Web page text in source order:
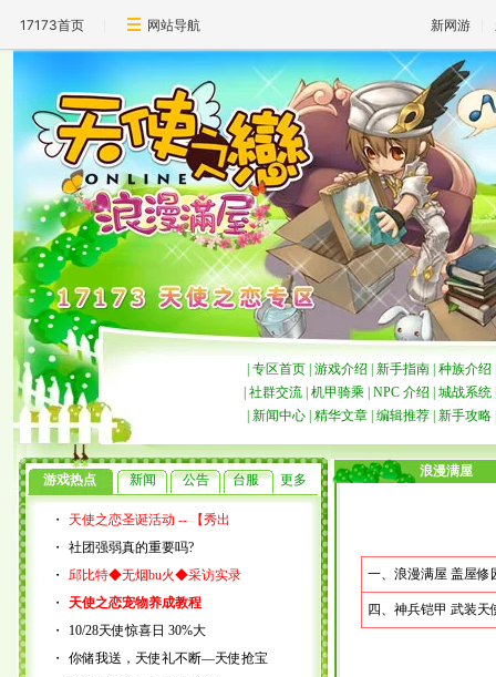
17173首页 网站导航 新网游
|专区首页 |游戏介绍 |新手指南 |种族介绍
|社群交流 |机甲骑乘 |NPC 介绍 |城战系统
|新闻中心 |精华文章 |编辑推荐 |新手攻略
游戏热点 新闻 公告 台服 更多
・
天使之恋圣诞活动 -- 【秀出
・
社团强弱真的重要吗?
・
邱比特◆无烟bu火◆采访实录
・
天使之恋宠物养成教程
・
10/28天使惊喜日 30%大
・
你储我送，天使礼不断―天使抢宝
浪漫满屋
一、 浪漫满屋 盖屋修
四、 神兵铠甲 武装天